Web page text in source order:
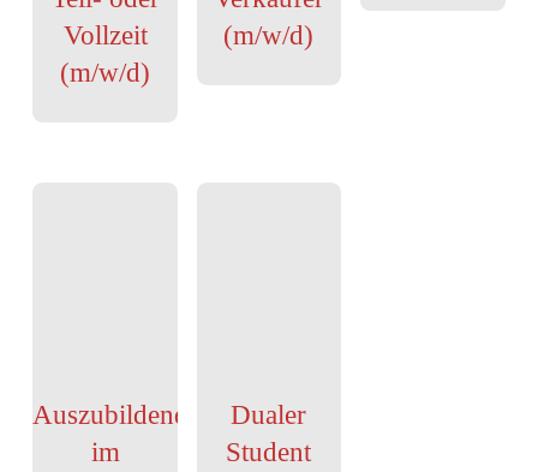
Vollzeit
(m/w/d)
(m/w/d)
Auszubildender
im
Dualer
Student